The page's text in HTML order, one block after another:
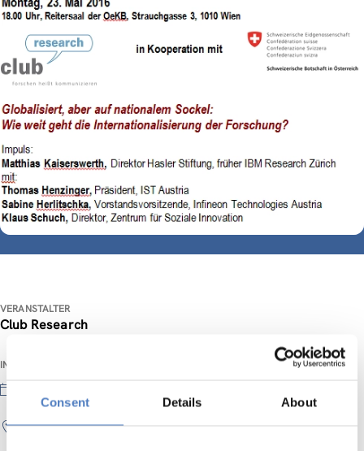
Consent Details About
VERANSTALTER
Club Research
INFORMATIONEN ZUM TREFFEN